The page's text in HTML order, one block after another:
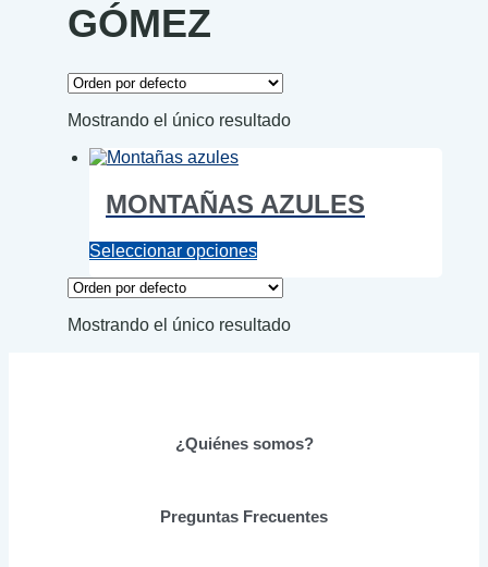
GÓMEZ
Mostrando el único resultado
MONTAÑAS AZULES
Seleccionar opcionesEste
tiene
variantes.
en
producto
Mostrando el único resultado
¿Quiénes somos?
Preguntas Frecuentes